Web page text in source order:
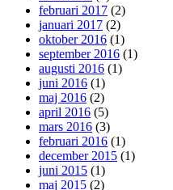
februari 2017 (2)
januari 2017 (2)
oktober 2016 (1)
september 2016 (1)
augusti 2016 (1)
juni 2016 (1)
maj 2016 (2)
april 2016 (5)
mars 2016 (3)
februari 2016 (1)
december 2015 (1)
juni 2015 (1)
maj 2015 (2)